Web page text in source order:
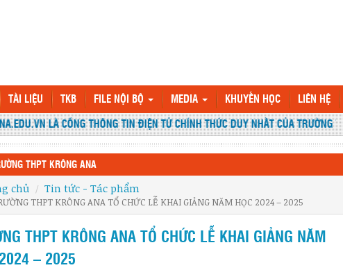
TÀI LIỆU TKB FILE NỘI BỘ MEDIA KHUYẾN HỌC LIÊN HỆ
THÔNG TIN ĐIỆN TỬ CHÍNH THỨC DUY NHẤT CỦA TRƯỜNG THPT KRÔNG ANA
THPT KRÔNG ANA
chủ Tin tức - Tác phẩm
THPT KRÔNG ANA TỔ CHỨC LỄ KHAI GIẢNG NĂM HỌC 2024 – 2025
THPT KRÔNG ANA TỔ CHỨC LỄ KHAI GIẢNG NĂM
– 2025